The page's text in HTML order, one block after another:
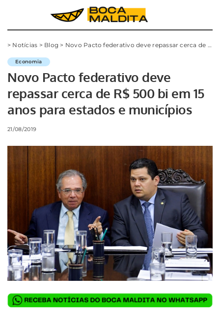
> Notícias > Blog > Novo Pacto federativo deve repassar cerca de R$ 500 bi em 15 anos para estados e municípios
Economia
Novo Pacto federativo deve
repassar cerca de R$ 500 bi em 15
anos para estados e municípios
21/08/2019